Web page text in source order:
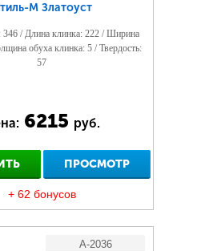
М Златоуст
/ Длина клинка: 222 / Ширина
обуха клинка: 5 / Твердость:
57
6215 руб.
ПРОСМОТР
+ 62 бонусов
A-2036